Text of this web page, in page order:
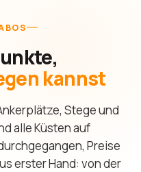
kannst
Stege und
alle Küsten auf
Preise
erster Hand: von der